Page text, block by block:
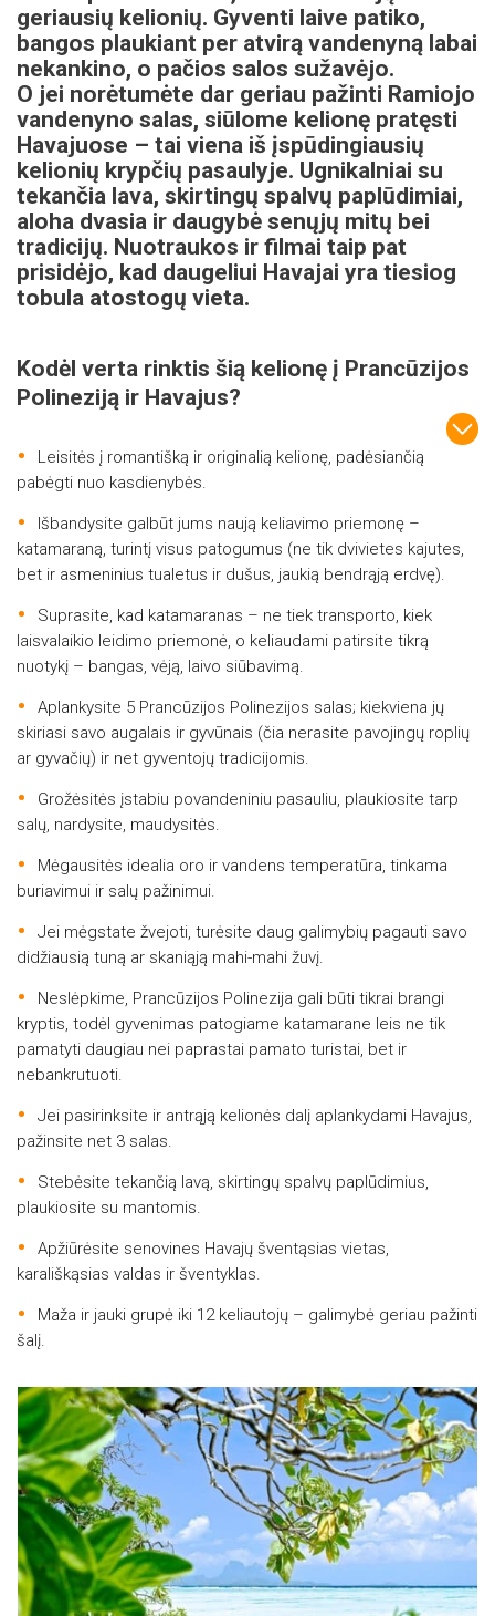
geriausių kelionių. Gyventi laive patiko,
bangos plaukiant per atvirą vandenyną labai
nekankino, o pačios salos sužavėjo.
O jei norėtumėte dar geriau pažinti Ramiojo
vandenyno salas, siūlome kelionę pratęsti
Havajuose – tai viena iš įspūdingiausių
kelionių krypčių pasaulyje. Ugnikalniai su
tekančia lava, skirtingų spalvų paplūdimiai,
aloha dvasia ir daugybė senųjų mitų bei
tradicijų. Nuotraukos ir filmai taip pat
prisidėjo, kad daugeliui Havajai yra tiesiog
tobula atostogų vieta.
Kodėl verta rinktis šią kelionę į Prancūzijos
Polineziją ir Havajus?
Leisitės į romantišką ir originalią kelionę, padėsiančią
pabėgti nuo kasdienybės.
Išbandysite galbūt jums naują keliavimo priemonę –
katamaraną, turintį visus patogumus (ne tik dvivietes kajutes,
bet ir asmeninius tualetus ir dušus, jaukią bendrąją erdvę).
Suprasite, kad katamaranas – ne tiek transporto, kiek
laisvalaikio leidimo priemonė, o keliaudami patirsite tikrą
nuotykį – bangas, vėją, laivo siūbavimą.
Aplankysite 5 Prancūzijos Polinezijos salas; kiekviena jų
skiriasi savo augalais ir gyvūnais (čia nerasite pavojingų roplių
ar gyvačių) ir net gyventojų tradicijomis.
Grožėsitės įstabiu povandeniniu pasauliu, plaukiosite tarp
salų, nardysite, maudysitės.
Mėgausitės idealia oro ir vandens temperatūra, tinkama
buriavimui ir salų pažinimui.
Jei mėgstate žvejoti, turėsite daug galimybių pagauti savo
didžiausią tuną ar skaniąją mahi-mahi žuvį.
Neslėpkime, Prancūzijos Polinezija gali būti tikrai brangi
kryptis, todėl gyvenimas patogiame katamarane leis ne tik
pamatyti daugiau nei paprastai pamato turistai, bet ir
nebankrutuoti.
Jei pasirinksite ir antrąją kelionės dalį aplankydami Havajus,
pažinsite net 3 salas.
Stebėsite tekančią lavą, skirtingų spalvų paplūdimius,
plaukiosite su mantomis.
Apžiūrėsite senovines Havajų šventąsias vietas,
karališkąsias valdas ir šventyklas.
Maža ir jauki grupė iki 12 keliautojų – galimybė geriau pažinti
šalį.